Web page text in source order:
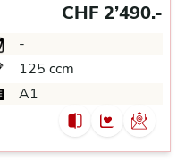
CHF 2’490.-
-
125 ccm
A1